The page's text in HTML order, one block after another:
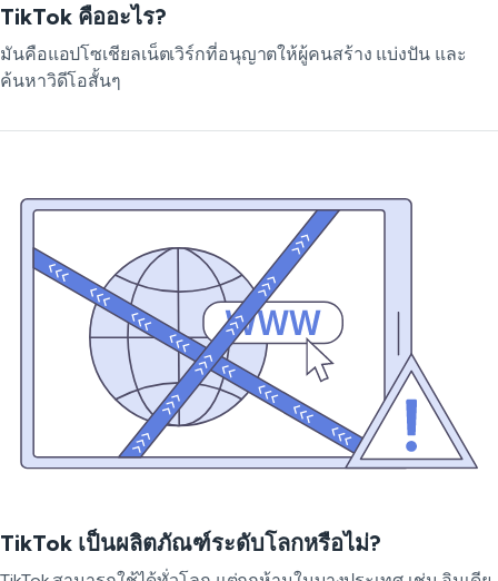
TikTok คืออะไร?
มันคือแอปโซเชียลเน็ตเวิร์กที่อนุญาตให้ผู้คนสร้าง แบ่งปัน และ
ค้นหาวิดีโอสั้นๆ
TikTok เป็นผลิตภัณฑ์ระดับโลกหรือไม่?